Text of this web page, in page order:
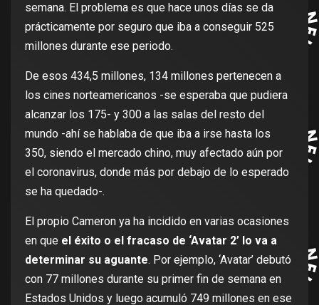
semana. El problema es que hace unos días se da
prácticamente por seguro que iba a conseguir 525
millones durante ese periodo.
De esos 434,5 millones, 134 millones pertenecen a
los cines norteamericanos -se esperaba que pudiera
alcanzar los 175- y 300 a las salas del resto del
mundo -ahí se hablaba de que iba a irse hasta los
350, siendo el mercado chino, muy afectado aún por
el coronavirus, donde más por debajo de lo esperado
se ha quedado-.
El propio Cameron ya ha incidido en varias ocasiones
en que el éxito o el fracaso de ‘Avatar 2’ lo va a
determinar su aguante. Por ejemplo, ‘Avatar’ debutó
con 77 millones durante su primer fin de semana en
Estados Unidos y luego acumuló 749 millones en ese